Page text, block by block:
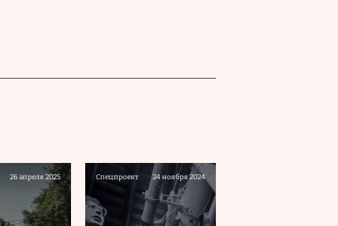
26 апреля 2025 Спецпроект 24 ноября 2024